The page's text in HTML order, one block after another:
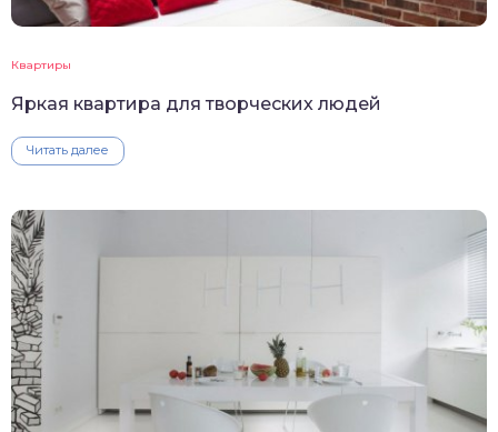
Квартиры
Яркая квартира для творческих людей
Читать далее